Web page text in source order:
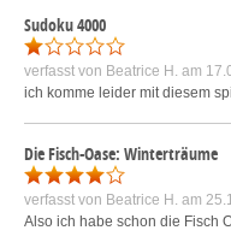
Sudoku 4000
verfasst von Beatrice H. am
ich komme leider mit diesem
Die Fisch-Oase: Winterträume
verfasst von Beatrice H. am
Also ich habe schon die Fisch